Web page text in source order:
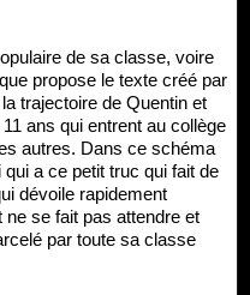
de sa classe, voire
propose le texte créé par
trajectoire de Quentin et
ans qui entrent au collège
autres. Dans ce schéma
a ce petit truc qui fait de
dévoile rapidement
se fait pas attendre et
par toute sa classe